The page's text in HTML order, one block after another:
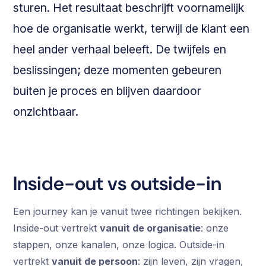
sturen. Het resultaat beschrijft voornamelijk
hoe de organisatie werkt, terwijl de klant een
heel ander verhaal beleeft. De twijfels en
beslissingen; deze momenten gebeuren
buiten je proces en blijven daardoor
onzichtbaar.
Inside-out vs outside-in
Een journey kan je vanuit twee richtingen bekijken.
Inside-out vertrektvanuit de organisatie: onze
stappen, onze kanalen, onze logica. Outside-in
vertrektvanuit de persoon: zijn leven, zijn vragen,